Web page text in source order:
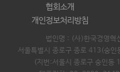
협회소개
개인정보처리방침
법인명 : (사)한국경영
서울특별시 종로구 종로 413(숭
(지번:서울시 종로구 숭인